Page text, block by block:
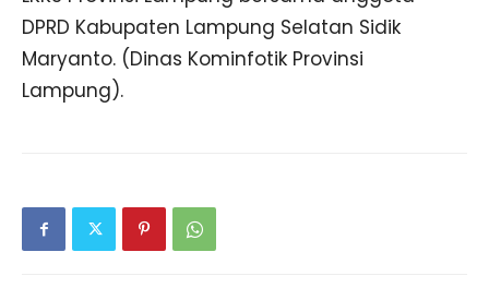
DPRD Kabupaten Lampung Selatan Sidik
Maryanto. (Dinas Kominfotik Provinsi
Lampung).